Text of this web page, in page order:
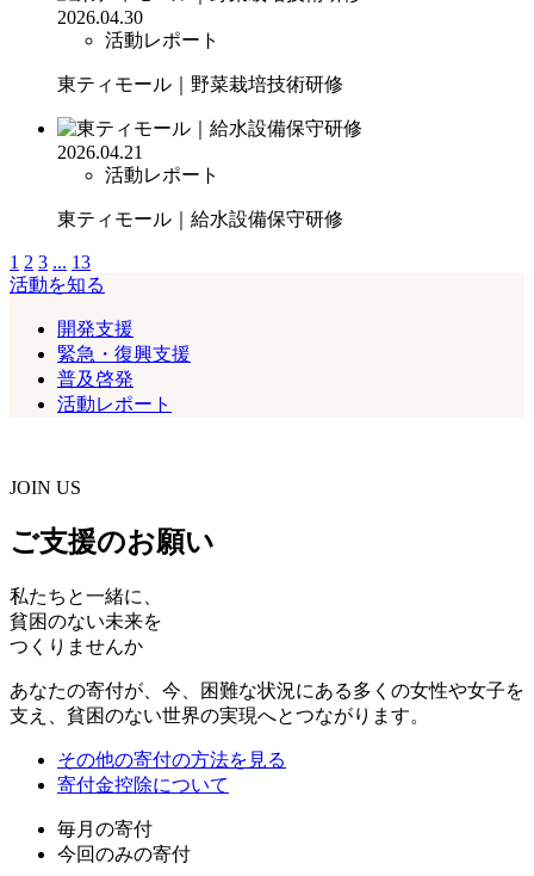
2026.04.30
活動レポート
東ティモール｜野菜栽培技術研修
2026.04.21
活動レポート
東ティモール｜給水設備保守研修
1 2 3 ... 13
活動を知る
開発支援
緊急・復興支援
普及啓発
活動レポート
JOIN US
ご支援のお願い
私たちと一緒に、
貧困のない未来を
つくりませんか
あなたの寄付が、今、困難な状況にある多くの女性や女子を
支え、貧困のない世界の実現へとつながります。
その他の寄付の方法を見る
寄付金控除について
毎月の寄付
今回のみの寄付